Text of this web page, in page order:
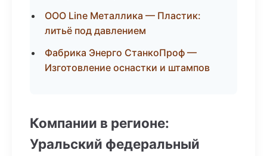
ООО Line Металлика — Пластик:
литьё под давлением
Фабрика Энерго СтанкоПроф —
Изготовление оснастки и штампов
Компании в регионе:
Уральский федеральный